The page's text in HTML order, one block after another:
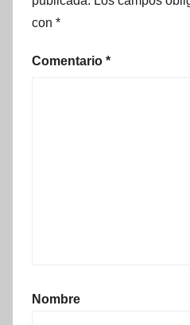
con *
Comentario *
Nombre